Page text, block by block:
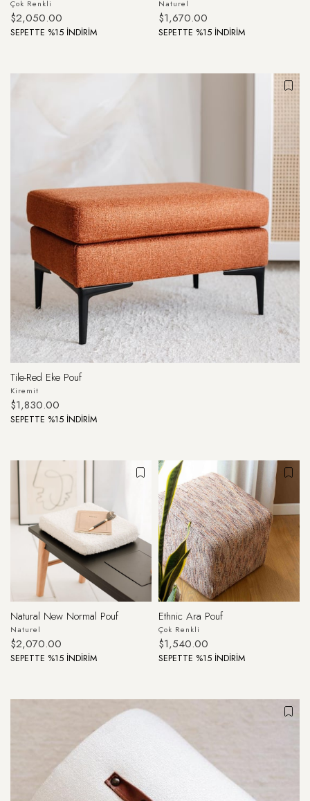
Çok Renkli
$2,050.00
SEPETTE %15 İNDİRİM
Naturel
$1,670.00
SEPETTE %15 İNDİRİM
Tile-Red Eke Pouf
Kiremit
$1,830.00
SEPETTE %15 İNDİRİM
Natural New Normal Pouf
Naturel
$2,070.00
SEPETTE %15 İNDİRİM
Ethnic Ara Pouf
Çok Renkli
$1,540.00
SEPETTE %15 İNDİRİM